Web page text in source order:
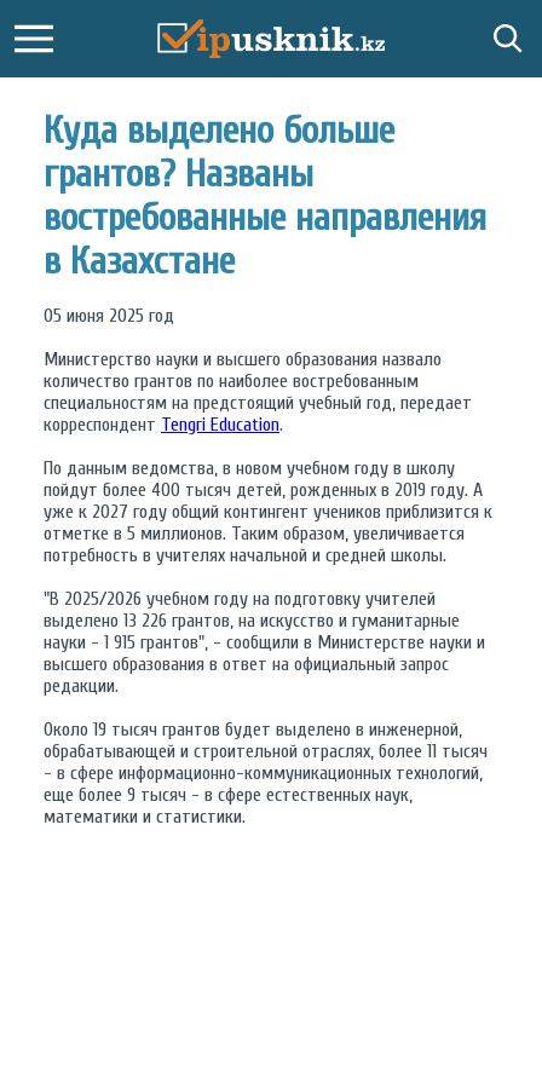
Куда выделено больше
грантов? Названы
востребованные направления
в Казахстане
05 июня 2025 год
Министерство науки и высшего образования назвало
количество грантов по наиболее востребованным
специальностям на предстоящий учебный год, передает
корреспондент Tengri Education.
По данным ведомства, в новом учебном году в школу
пойдут более 400 тысяч детей, рожденных в 2019 году. А
уже к 2027 году общий контингент учеников приблизится к
отметке в 5 миллионов. Таким образом, увеличивается
потребность в учителях начальной и средней школы.
"В 2025/2026 учебном году на подготовку учителей
выделено 13 226 грантов, на искусство и гуманитарные
науки - 1 915 грантов", - сообщили в Министерстве науки и
высшего образования в ответ на официальный запрос
редакции.
Около 19 тысяч грантов будет выделено в инженерной,
обрабатывающей и строительной отраслях, более 11 тысяч
- в сфере информационно-коммуникационных технологий,
еще более 9 тысяч - в сфере естественных наук,
математики и статистики.